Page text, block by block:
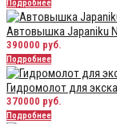
Подробнее
Автовышка Japaniku
390000 руб.
Подробнее
Гидромолот для
370000 руб.
Подробнее